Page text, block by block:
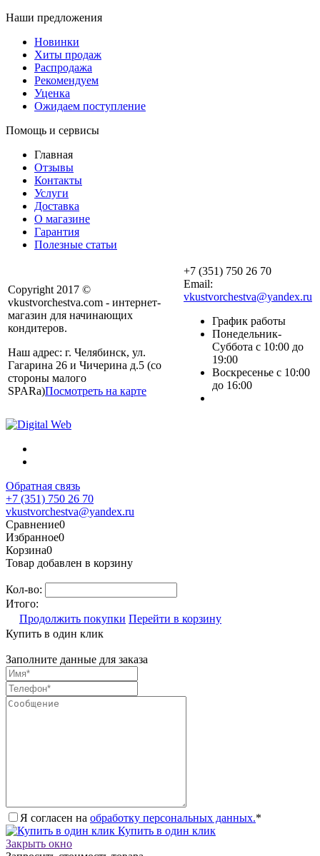
Наши предложения
Новинки
Хиты продаж
Распродажа
Рекомендуем
Уценка
Ожидаем поступление
Помощь и сервисы
Главная
Отзывы
Контакты
Услуги
Доставка
О магазине
Гарантия
Полезные статьи
Copyright 2017 ©
vkustvorchestva.com - интернет-
магазин для начинающих
кондитеров.
Наш адрес: г. Челябинск, ул.
Гагарина 26 и Чичерина д.5 (со
стороны малого
SPARa)Посмотреть на карте
+7 (351) 750 26 70
Email:
vkustvorchestva@yandex.ru
График работы
Понедельник-
Суббота с 10:00 до
19:00
Воскресенье с 10:00
до 16:00
Обратная связь
+7 (351) 750 26 70
vkustvorchestva@yandex.ru
Сравнение0
Избранное0
Корзина0
Товар добавлен в корзину
Кол-во:
Итого:
Продолжить покупки Перейти в корзину
Купить в один клик
Заполните данные для заказа
Я согласен на обработку персональных данных.*
Купить в один клик
Закрыть окно